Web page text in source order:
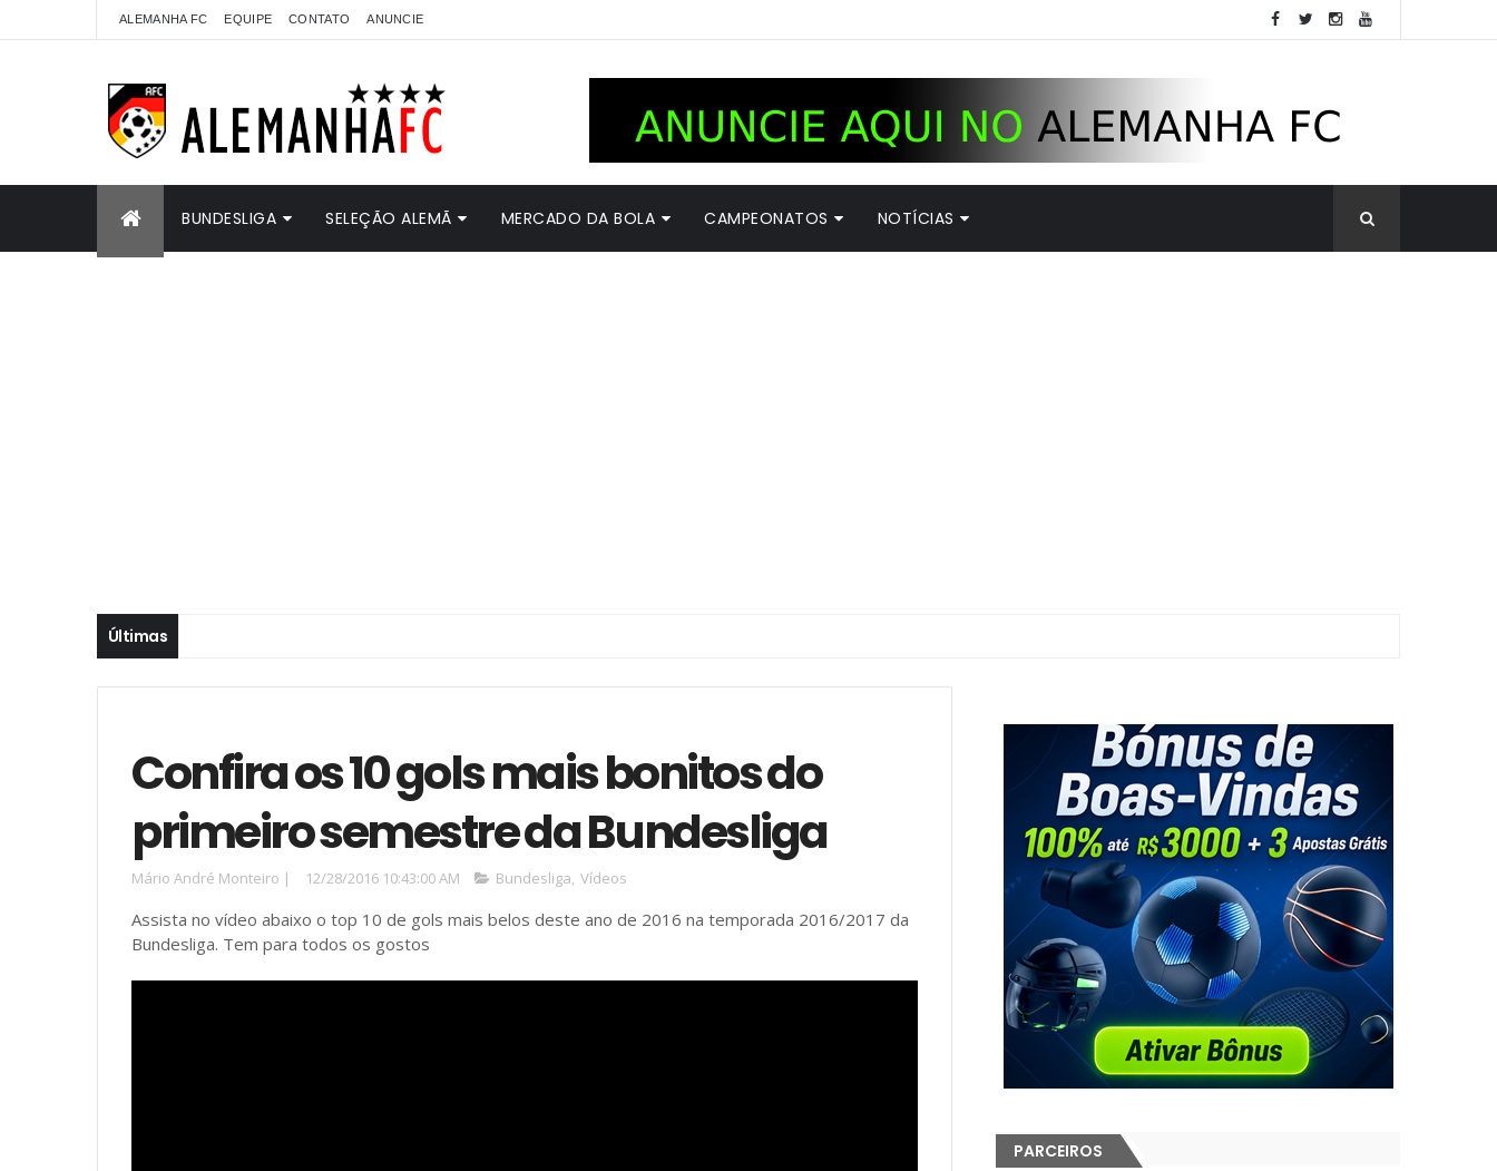
ALEMANHA FC EQUIPE CONTATO ANUNCIE
BUNDESLIGA SELEÇÃO ALEMÃ MERCADO DA BOLA CAMPEONATOS NOTÍCIAS
Últimas
Confira os 10 gols mais bonitos do
primeiro semestre da Bundesliga
Mário André Monteiro | 12/28/2016 10:43:00 AM Bundesliga, Vídeos
Assista no vídeo abaixo o top 10 de gols mais belos deste ano de 2016 na temporada 2016/2017 da
Bundesliga. Tem para todos os gostos
PARCEIROS